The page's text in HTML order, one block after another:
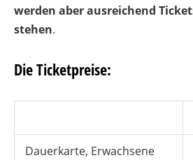
werden aber ausreichend
stehen.
Die Ticketpreise:
Dauerkarte, Erwachsene